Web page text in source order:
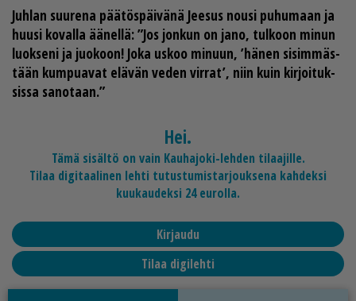
Juh­lan suu­re­na pää­tös­päi­vä­nä Jee­sus nou­si pu­hu­maan ja
huu­si ko­val­la ää­nel­lä: ”Jos jon­kun on jano, tul­koon mi­nun
luok­se­ni ja juo­koon! Joka us­koo mi­nuun, ’hä­nen si­sim­mäs­
tään kum­pu­a­vat elä­vän ve­den vir­rat’, niin kuin kir­joi­tuk­
sis­sa sa­no­taan.”
Hei.
Tämä sisältö on vain Kauhajoki-lehden tilaajille.
Tilaa digitaalinen lehti tutustumistarjouksena kahdeksi
kuukaudeksi 24 eurolla.
Kirjaudu
Tilaa digilehti